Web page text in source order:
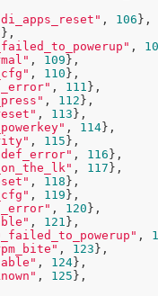
, 106 },
},
,
, 109 },
, 110
, 111
, 112 },
, 113 },
, 114},
, 115 },
, 116 },
, 117 },
, 118 },
, 119
, 120
, 121 },
,
, 123 },
, 124},
, 125 },